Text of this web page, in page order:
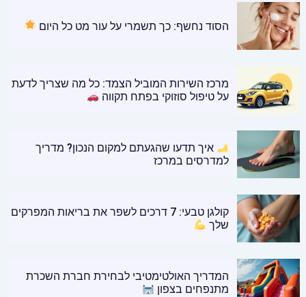
הסוד נחשף: כך תשמרי על עור מט כל היום
מרכז השירות המוביל הצמד: כל מה שצריך לדעת
על טיפול סוזוקי בפתח תקווה
איך תדעו שהגעתם למקום הנכון? מדריך
למדרסים במרכז
קולגן טבעי: 7 דרכים לשפר את בריאות המפרקים
שלך
המדריך האולטימטיבי לבחירת חברת השכרת
מתנפחים בצפון